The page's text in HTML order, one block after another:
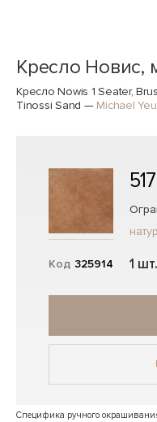
Кресло Новис,
Кресло Nowis 1 Seater,
Tinossi Sand — Michael
Код 325914 1
Специфика ручного